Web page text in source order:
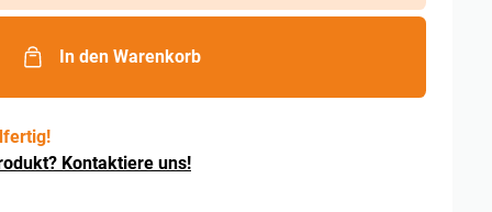
In den Warenkorb
Kontaktiere uns!